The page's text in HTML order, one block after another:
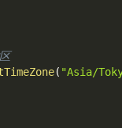
( "Asia/